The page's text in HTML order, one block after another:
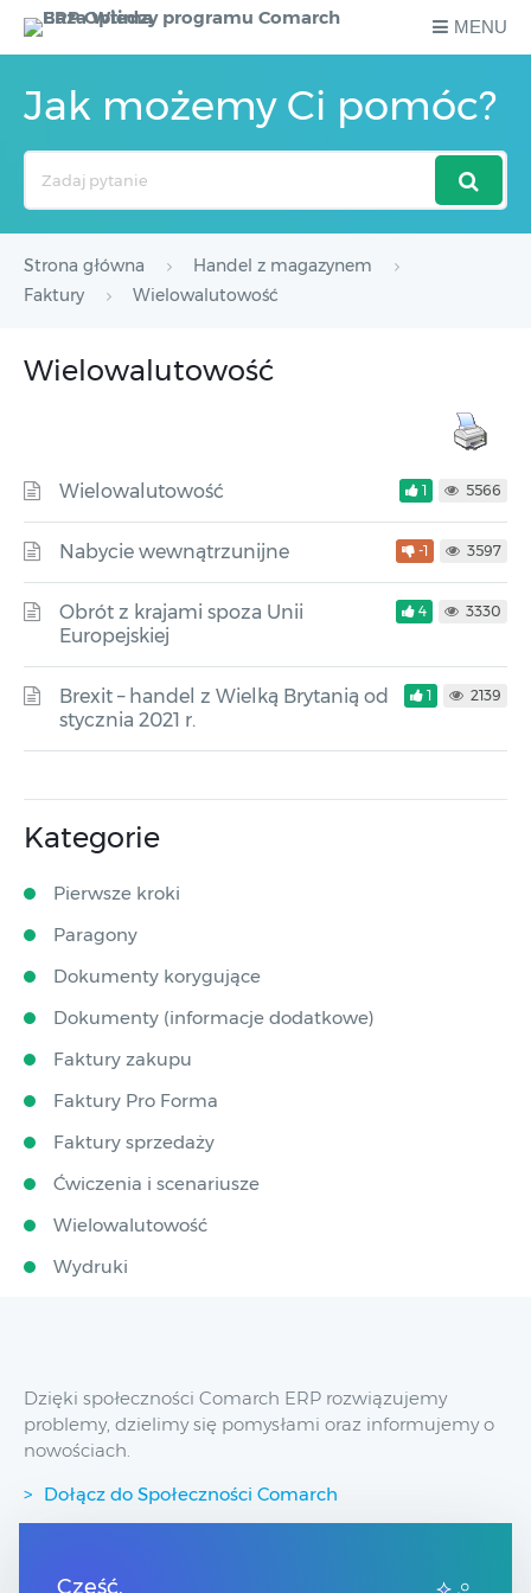
MENU
Jak możemy Ci pomóc?
Strona główna
Handel z magazynem
Faktury
Wielowalutowość
Wielowalutowość
Wielowalutowość 1 5566
Nabycie wewnątrzunijne -1 3597
Obrót z krajami spoza Unii
Europejskiej
4 3330
Brexit – handel z Wielką Brytanią od
stycznia 2021 r.
1 2139
Kategorie
Pierwsze kroki
Paragony
Dokumenty korygujące
Dokumenty (informacje dodatkowe)
Faktury zakupu
Faktury Pro Forma
Faktury sprzedaży
Ćwiczenia i scenariusze
Wielowalutowość
Wydruki
Dzięki społeczności Comarch ERP rozwiązujemy
problemy, dzielimy się pomysłami oraz informujemy o
nowościach.
Dołącz do Społeczności Comarch
Przydatne linki
Cześć,